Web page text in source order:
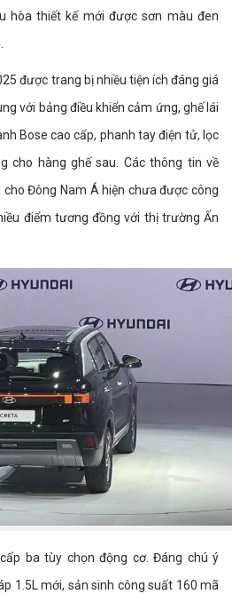
hòa thiết kế mới được sơn màu đen
được trang bị nhiều tiện ích đáng giá
với bảng điều khiển cảm ứng, ghế lái
Bose cao cấp, phanh tay điện tử, lọc
cho hàng ghế sau. Các thông tin về
Đông Nam Á hiện chưa được công
điểm tương đồng với thị trường Ấn
ba tùy chọn động cơ. Đáng chú ý
1.5L mới, sản sinh công suất 160 mã